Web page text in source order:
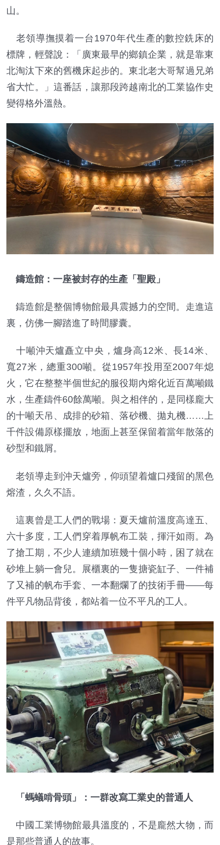
山。
老領導撫摸着一台1970年代生產的數控銑床的
標牌，輕聲說：「廣東最早的鄉鎮企業，就是靠東
北淘汰下來的舊機床起步的。東北老大哥幫過兄弟
省大忙。」這番話，讓那段跨越南北的工業協作史
變得格外溫熱。
鑄造館：一座被封存的生產「聖殿」
鑄造館是整個博物館最具震撼力的空間。走進這
裏，仿佛一腳踏進了時間膠囊。
十噸沖天爐矗立中央，爐身高12米、長14米、
寬27米，總重300噸。從1957年投用至2007年熄
火，它在整整半個世紀的服役期內熔化近百萬噸鐵
水，生產鑄件60餘萬噸。與之相伴的，是同樣龐大
的十噸天吊、成排的砂箱、落砂機、拋丸機……上
千件設備原樣擺放，地面上甚至保留着當年散落的
砂型和鐵屑。
老領導走到沖天爐旁，仰頭望着爐口殘留的黑色
熔渣，久久不語。
這裏曾是工人們的戰場：夏天爐前溫度高達五、
六十多度，工人們穿着厚帆布工裝，揮汗如雨。為
了搶工期，不少人連續加班幾十個小時，困了就在
砂堆上躺一會兒。展櫃裏的一隻搪瓷缸子、一件補
了又補的帆布手套、一本翻爛了的技術手冊——每
件平凡物品背後，都站着一位不平凡的工人。
「螞蟻啃骨頭」：一群改寫工業史的普通人
中國工業博物館最具溫度的，不是龐然大物，而
是那些普通人的故事。